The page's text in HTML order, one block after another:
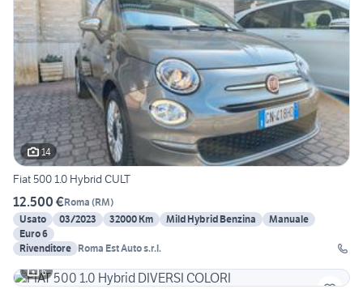
14
Fiat 500 1.0 Hybrid CULT
12.500 €Roma (RM)
Usato
03/2023 32000 Km Mild Hybrid Benzina
Manuale
Euro 6
Rivenditore Roma Est Auto s.r.l.
6